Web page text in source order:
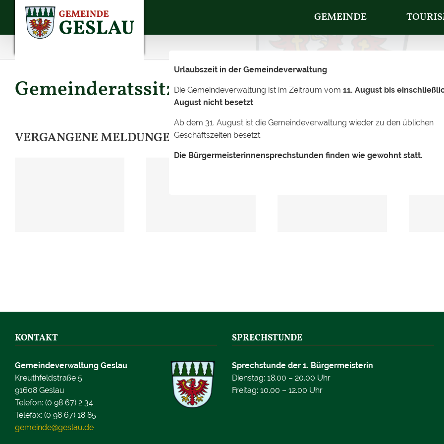
content
GEMEINDE
Gemeinderatssitzung am Montag, den
VERGANGENE MELDUNGEN
KONTAKT
Gemeindeverwaltung Geslau
Kreuthfeldstraße 5
91608 Geslau
Telefon: (0 98 67) 2 34
Telefax: (0 98 67) 18 85
gemeinde@geslau.de
SPRECHSTUNDE
Sprechstunde der 1. Bürgermeisterin
Dienstag: 18.00 – 20.00 Uhr
Freitag: 10.00 – 12.00 Uhr
Urlaubszeit in der Gemeindeverwaltung
Die Gemeindeverwaltung ist im Zeitraum vom 11. August bis
August nicht besetzt.
Ab dem 31. August ist die Gemeindeverwaltung wieder zu den üblichen
Geschäftszeiten besetzt.
Die Bürgermeisterinnensprechstunden finden wie gewohnt statt.